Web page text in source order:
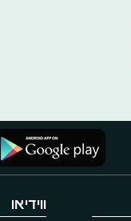
ווידיאו